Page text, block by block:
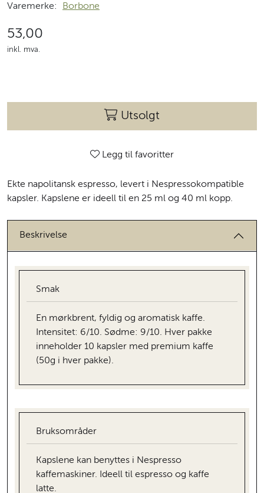
Varemerke: Borbone
53,00
inkl. mva.
Utsolgt
Legg til favoritter
Ekte napolitansk espresso, levert i Nespressokompatible
kapsler. Kapslene er ideell til en 25 ml og 40 ml kopp.
Beskrivelse
Smak
En mørkbrent, fyldig og aromatisk kaffe.
Intensitet: 6/10. Sødme: 9/10. Hver pakke
inneholder 10 kapsler med premium kaffe
(50g i hver pakke).
Bruksområder
Kapslene kan benyttes i Nespresso
kaffemaskiner. Ideell til espresso og kaffe
latte.